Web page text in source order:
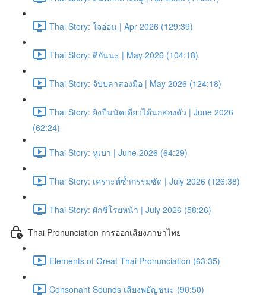
Thai Story: ใจอ่อน | Apr 2026 (129:39)
Thai Story: ดีกันนะ | May 2026 (104:18)
Thai Story: จับปลาสองมือ | May 2026 (124:18)
Thai Story: ยิงปืนนัดเดียวได้นกสองตัว | June 2026
(62:24)
Thai Story: หูเบา | June 2026 (64:29)
Thai Story: เคราะห์ซ้ำกรรมซัด | July 2026 (126:38)
Thai Story: ผักชีโรยหน้า | July 2026 (58:26)
Thai Pronunciation การออกเสียงภาษาไทย
Elements of Great Thai Pronunciation (63:35)
Consonant Sounds เสียงพยัญชนะ (90:50)